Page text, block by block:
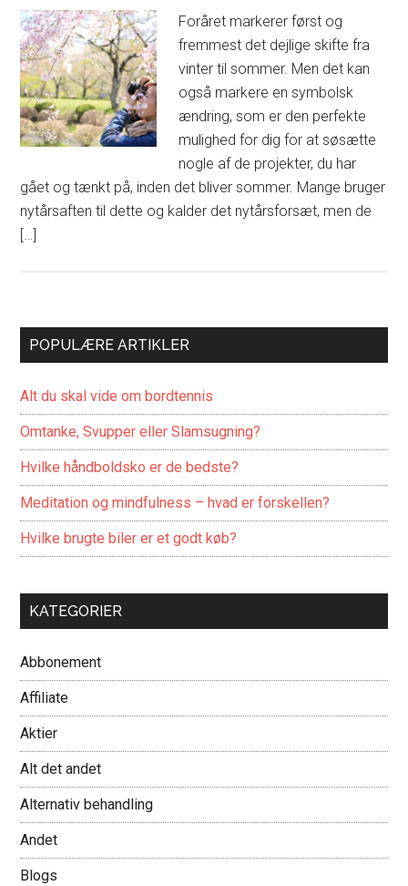
Foråret markerer først og
fremmest det dejlige skifte fra
vinter til sommer. Men det kan
også markere en symbolsk
ændring, som er den perfekte
mulighed for dig for at søsætte
nogle af de projekter, du har
gået og tænkt på, inden det bliver sommer. Mange bruger
nytårsaften til dette og kalder det nytårsforsæt, men de
[…]
POPULÆRE ARTIKLER
Alt du skal vide om bordtennis
Omtanke, Svupper eller Slamsugning?
Hvilke håndboldsko er de bedste?
Meditation og mindfulness – hvad er forskellen?
Hvilke brugte biler er et godt køb?
KATEGORIER
Abbonement
Affiliate
Aktier
Alt det andet
Alternativ behandling
Andet
Blogs